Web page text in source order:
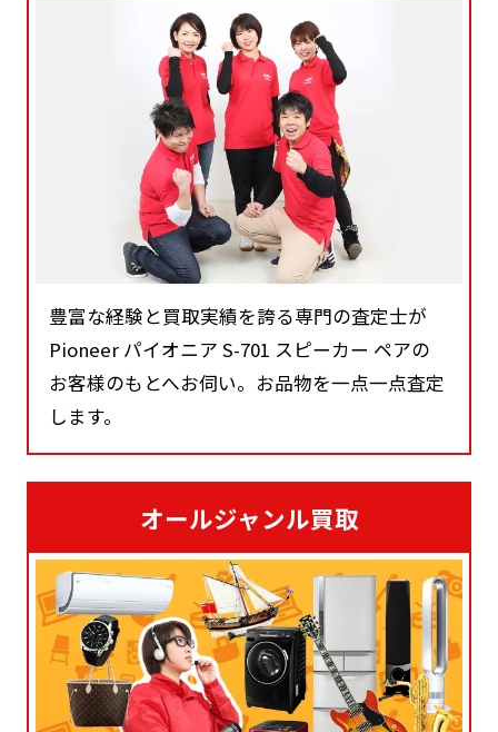
豊富な経験と買取実績を誇る専門の査定士が
Pioneer パイオニア S-701 スピーカー ペアの
お客様のもとへお伺い。お品物を一点一点査定
します。
オールジャンル買取